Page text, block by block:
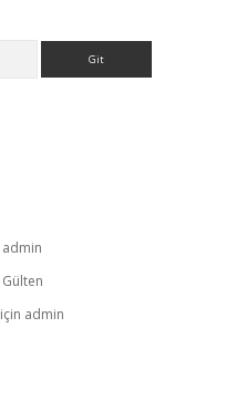
admin
Gülten
için admin